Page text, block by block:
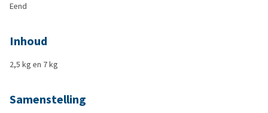
Eend
Inhoud
2,5 kg en 7 kg
Samenstelling